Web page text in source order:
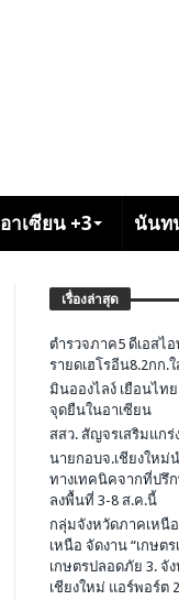
อาเซียน +3 นันท
เรื่องล่าสุด
ตำรวจภาค5 ดีเอสไ
รายดเฮโรอีน8.2กก.
มินอองไลง์ เยือนไท
จุดยืนในอาเซียน
สสว. สัญจรเสริมแก
นายกอบจ.เชียงใหม่
ทางเทคนิคจากที่ปรึ
ลงพื้นที่ 3-8 ส.ค.นี้
กลุ่มจังหวัดภาคเหนื
เหนือ จัดงาน “เกษต
เกษตรปลอดภัย 3. จั
เชียงใหม่ แอร์พอร์ต